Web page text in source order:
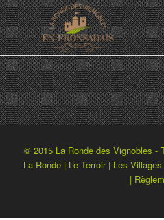
© 2015 La Ronde des Vignobles -
La Ronde | Le Terroir| Les Villages
|